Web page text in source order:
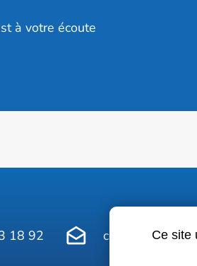
à votre écoute
18 92
Ce site